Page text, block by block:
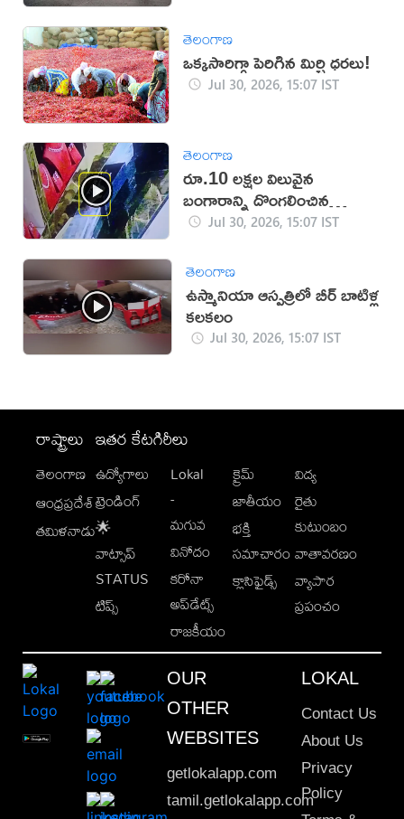
తెలంగాణ
ఒక్కసారిగ్గా పెరిగిన మిర్చి ధరలు!
Jul 30, 2026, 15:07 IST
తెలంగాణ
రూ.10 లక్షల విలువైన
బంగారాన్ని దొంగలించిన
‘ఎలుక’ (వీడియో)
Jul 30, 2026, 15:07 IST
తెలంగాణ
ఉస్మానియా ఆస్పత్రిలో బీర్ బాటిళ్ల
కలకలం
Jul 30, 2026, 15:07 IST
రాష్ట్రాలు
తెలంగాణ
ఆంధ్రప్రదేశ్
తమిళనాడు
ఇతర కేటగిరీలు
ఉద్యోగాలు
ట్రెండింగ్
🌟
వాట్సాప్
STATUS
టిప్స్
Lokal
-
మగువ
వినోదం
కరోనా
అప్‌డేట్స్
రాజకీయం
క్రైమ్
జాతీయం
భక్తి
సమాచారం
క్లాసిఫైడ్స్
విద్య
రైతు
కుటుంబం
వాతావరణం
వ్యాపార
ప్రపంచం
OUR
OTHER
WEBSITES
getlokalapp.com
tamil.getlokalapp.com
LOKAL
Contact Us
About Us
Privacy
Policy